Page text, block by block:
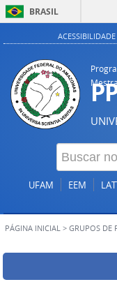
BRASIL
ACESSIBILIDADE
UFAM EEM
PÁGINA INICIAL > GRUPOS DE